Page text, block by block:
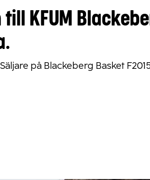
KFUM
på Blackeberg Basket